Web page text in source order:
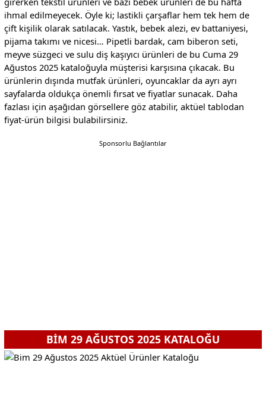
ihmal edilmeyecek. Öyle ki; lastikli çarşaflar hem tek hem de
çift kişilik olarak satılacak. Yastık, bebek alezi, ev battaniyesi,
pijama takımı ve nicesi… Pipetli bardak, cam biberon seti,
meyve süzgeci ve sulu diş kaşıyıcı ürünleri de bu Cuma 29
Ağustos 2025 kataloğuyla müşterisi karşısına çıkacak. Bu
ürünlerin dışında mutfak ürünleri, oyuncaklar da ayrı ayrı
sayfalarda oldukça önemli fırsat ve fiyatlar sunacak. Daha
fazlası için aşağıdan görsellere göz atabilir, aktüel tablodan
fiyat-ürün bilgisi bulabilirsiniz.
Sponsorlu Bağlantılar
BİM 29 AĞUSTOS 2025 KATALOĞU